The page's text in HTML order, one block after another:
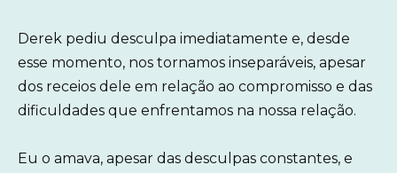
Derek pediu desculpa imediatamente e, desde
esse momento, nos tornamos inseparáveis, apesar
dos receios dele em relação ao compromisso e das
dificuldades que enfrentamos na nossa relação.
Eu o amava, apesar das desculpas constantes, e